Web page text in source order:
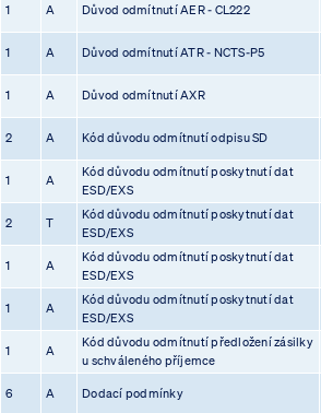
1 A Důvod odmítnutí AER - CL222
1 A Důvod odmítnutí ATR - NCTS-P5
1 A Důvod odmítnutí AXR
2 A Kód důvodu odmítnutí odpisu SD
1 A
Kód důvodu odmítnutí poskytnutí dat
ESD/EXS
2 T
Kód důvodu odmítnutí poskytnutí dat
ESD/EXS
1 A
Kód důvodu odmítnutí poskytnutí dat
ESD/EXS
1 A
Kód důvodu odmítnutí poskytnutí dat
ESD/EXS
1 A
Kód důvodu odmítnutí předložení zásilky
u schváleného příjemce
6 A Dodací podmínky